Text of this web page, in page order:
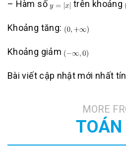
– Hàm số trên khoảng
Khoảng tăng:
Khoảng giảm
Bài viết cập nhật mới nhất
MORE